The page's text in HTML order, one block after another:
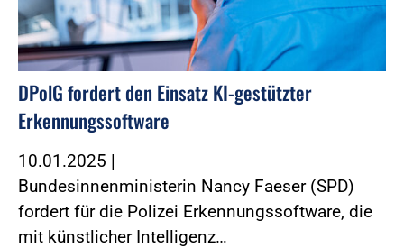
DPolG fordert den Einsatz KI-gestützter
Erkennungssoftware
10.01.2025 |
Bundesinnenministerin Nancy Faeser (SPD)
fordert für die Polizei Erkennungssoftware, die
mit künstlicher Intelligenz…